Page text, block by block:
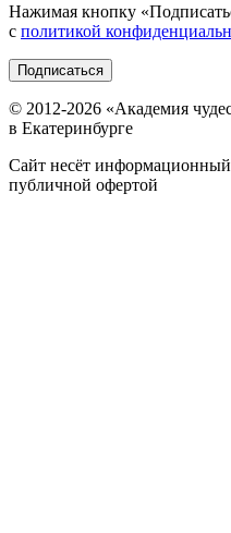
Нажимая кнопку «
с политикой
Подписаться
© 2012-2026 «Академия
в Екатеринбурге
Сайт несёт информационный
публичной офертой